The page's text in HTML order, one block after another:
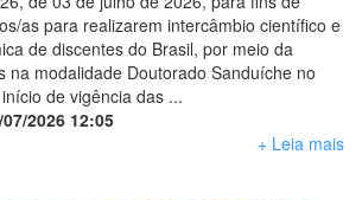
as para realizarem intercâmbio científico e
de discentes do Brasil, por meio da
na modalidade Doutorado Sanduíche no
de vigência das ...
2026 12:05
+ Leia mais